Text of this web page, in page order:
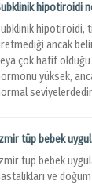
hipotiroidi
hipotiroidi,
ancak
çok hafif
yüksek,
tüp bebek
tüp bebek
ve